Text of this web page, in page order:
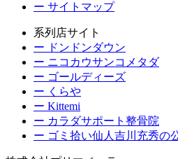
ー サイトマップ
系列店サイト
ー ドンドンダウン
ー ニコカウサンコメタダ
ー ゴールディーズ
ー くらや
ー Kittemi
ー カラダサポート整骨院
ー ゴミ拾い仙人吉川充秀の